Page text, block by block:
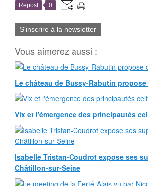
Repost 0
S'inscrire à la newsletter
Vous aimerez aussi :
Le château de Bussy-Rabutin
Vix et l'émergence des principautés
Isabelle Tristan-Coudrot expose ses
Châtillon-sur-Seine